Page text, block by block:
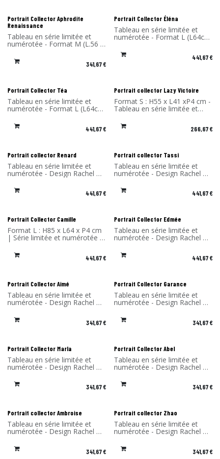
France
Portrait Collector Aphrodite
Renaissance
Tableau en série limitée et
numérotée - Format M (L.56 x
& Benoît Convers - Matériau:
Cadre en stratifié compact et
France
341,67€
Portrait Collector Éléna
Tableau en série limitée et
numérotée - Format L (L64cm
Rachel & Benoît Convers -
Matériau: Cadre en stratifié441,67€
Portrait Collector Téa
Tableau en série limitée et
numérotée - Format L (L64cm
x H.85 x P4 cm) - Design
Rachel & Benoît Convers -
Matériau: Cadre en stratifié
en France
441,67€
Portrait collector Lazy Victoire
Format S : H55 x L41 xP4 cm -
Tableau en série limitée et
Benoît Convers - Matériau:
Cadre en stratifié compact et
France
266,67€
Portrait collector Renard
Tableau en série limitée et
numérotée - Design Rachel &
Benoît Convers - Matériau:
Cadre en stratifié compact et
impression sur du dibond441,67€
Portrait collector Tassi
Tableau en série limitée et
numérotée - Design Rachel &
Benoît Convers - Matériau:
Cadre en stratifié compact et
impression sur du dibond441,67€
Portrait Collector Camille
Format L : H85 x L64 x P4 cm
| Série limitée et numérotée |
Cadre en stratifié compact et
impression sur du dibond
(aluminium) | Fabriqué en441,67€
Portrait Collector Edmée
Tableau en série limitée et
numérotée - Design Rachel &
Benoît Convers - Matériau:
Cadre en stratifié compact et
impression sur du dibond441,67€
Portrait Collector Aimé
Tableau en série limitée et
numérotée - Design Rachel &
Benoît Convers - Matériau:
Cadre en stratifié compact et
impression sur du dibond341,67€
Portrait Collector Garance
Tableau en série limitée et
numérotée - Design Rachel &
Benoît Convers - Matériau:
Cadre en stratifié compact et
impression sur du dibond341,67€
Portrait Collector Marla
Tableau en série limitée et
numérotée - Design Rachel &
Benoît Convers - Matériau:
Cadre en stratifié compact et
impression sur du dibond341,67€
Portrait Collector Abel
Tableau en série limitée et
numérotée - Design Rachel &
Benoît Convers - Matériau:
Cadre en stratifié compact et
impression sur du dibond341,67€
Portrait collector Ambroise
Tableau en série limitée et
numérotée - Design Rachel &
Benoît Convers - Matériau:
Cadre en stratifié compact et
impression sur du dibond341,67€
Portrait collector Zhao
Tableau en série limitée et
numérotée - Design Rachel &
Benoît Convers - Matériau:
Cadre en stratifié compact et
impression sur du dibond341,67€